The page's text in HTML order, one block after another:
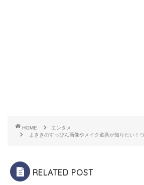
HOME
エンタメ
よききのすっぴん画像やメイク道具が知りたい！
RELATED POST